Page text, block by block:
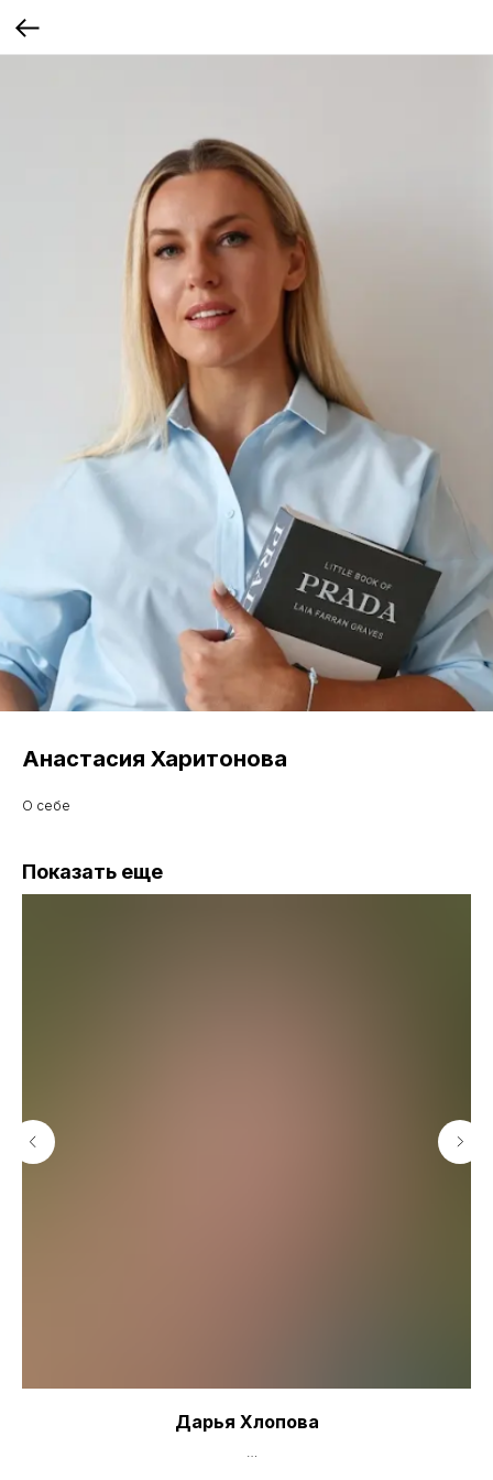
Анастасия Харитонова
О себе
Показать еще
Дарья Хлопова